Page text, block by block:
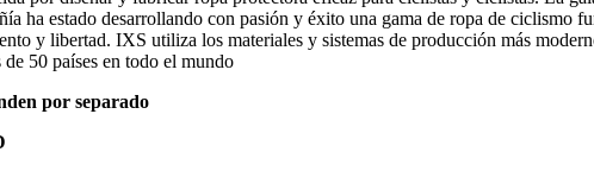
ha estado desarrollando con pasión y éxito una gama de ropa de ciclismo
y libertad. IXS utiliza los materiales y sistemas de producción más
50 países en todo el mundo
por separado